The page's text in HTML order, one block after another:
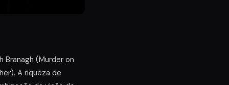
(Murder on
A riqueza de